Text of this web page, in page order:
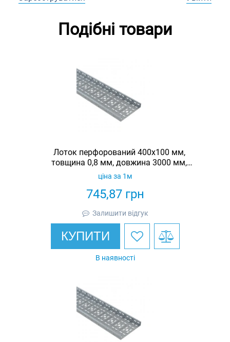
Подібні товари
Лоток перфорований 400х100 мм,
товщина 0,8 мм, довжина 3000 мм,
гарячеоцинкований, Eurotray
745,87грн
ціна за 1м
Залишити відгук
КУПИТИ
В наявності